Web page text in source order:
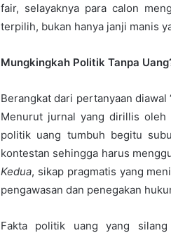
fair, selayaknya para calon
terpilih, bukan hanya janji manis
Mungkingkah Politik Tanpa
Berangkat dari pertanyaan
Menurut jurnal yang dirillis oleh
politik uang tumbuh begitu
kontestan sehingga harus
Kedua, sikap pragmatis yang
pengawasan dan penegakan
Fakta politik uang yang